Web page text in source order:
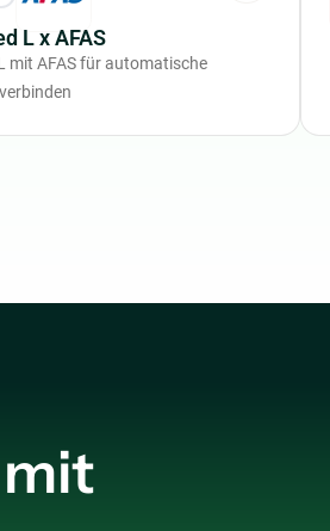
L x AFAS
mit AFAS für automatische
mit